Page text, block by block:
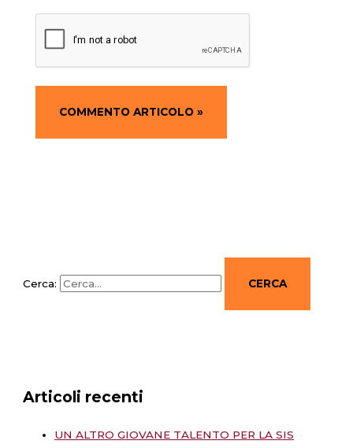
Cerca:
Articoli recenti
UN ALTRO GIOVANE TALENTO PER LA SIS